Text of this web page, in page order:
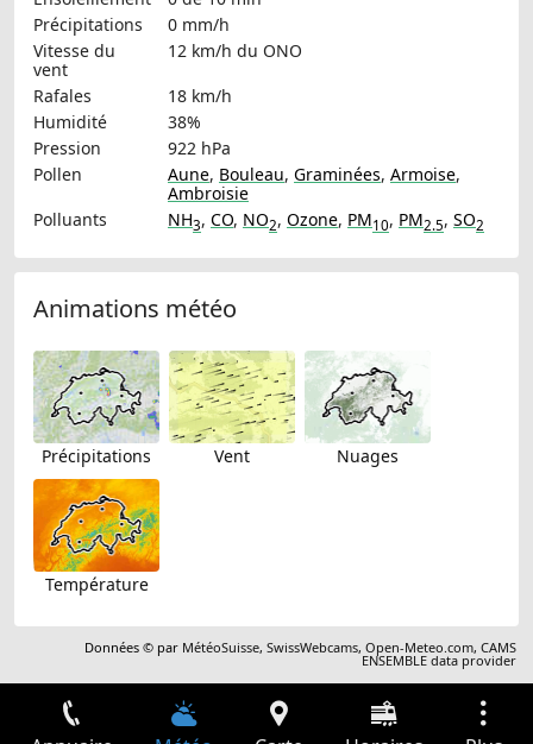
Précipitations
0 mm/h
Vitesse du
vent
12 km/h du ONO
Rafales
18 km/h
Humidité
38%
Pression
922 hPa
Pollen
Aune, Bouleau, Graminées, Armoise,
Ambroisie
Polluants
NH3, CO, NO2, Ozone, PM10, PM2.5, SO2
Animations météo
Précipitations Vent Nuages
Température
Données © par MétéoSuisse,SwissWebcams,Open-Meteo.com,CAMS
ENSEMBLE data provider